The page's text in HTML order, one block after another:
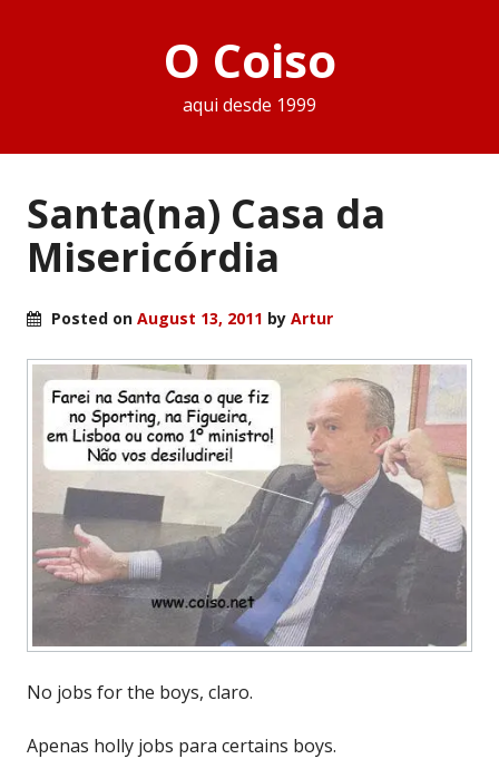
O Coiso
aqui desde 1999
Santa(na) Casa da
Misericórdia
Posted on August 13, 2011 by Artur
No jobs for the boys, claro.
Apenas holly jobs para certains boys.